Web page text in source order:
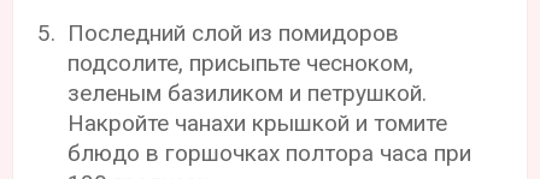
Последний слой из помидоров
подсолите, присыпьте чесноком,
зеленым базиликом и петрушкой.
Накройте чанахи крышкой и томите
блюдо в горшочках полтора часа при